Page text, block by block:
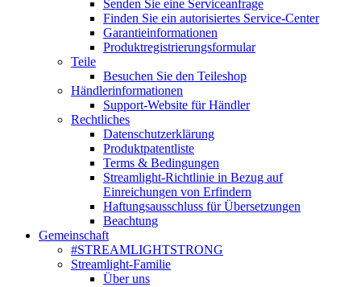
Senden Sie eine Serviceanfrage
Finden Sie ein autorisiertes Service-Center
Garantieinformationen
Produktregistrierungsformular
Teile
Besuchen Sie den Teileshop
Händlerinformationen
Support-Website für Händler
Rechtliches
Datenschutzerklärung
Produktpatentliste
Terms & Bedingungen
Streamlight-Richtlinie in Bezug auf
Einreichungen von Erfindern
Haftungsausschluss für Übersetzungen
Beachtung
Gemeinschaft
#STREAMLIGHTSTRONG
Streamlight-Familie
Über uns